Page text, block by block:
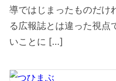
導ではじまったものだけ
る広報誌とは違った視点
いことに […]